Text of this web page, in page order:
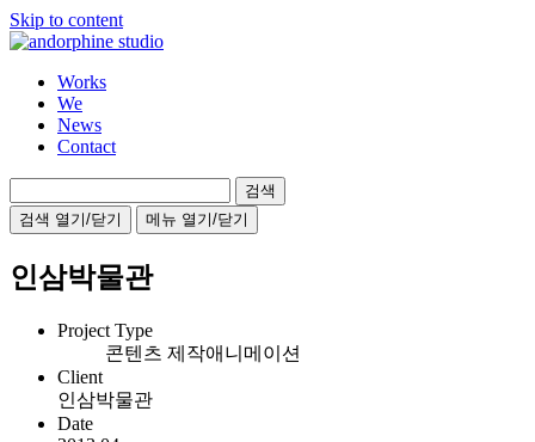
Skip to content
Works
We
News
Contact
색:검색 열기/닫기 메뉴 열기/닫기
인삼박물관
Project Type
콘텐츠 제작애니메이션
Client
인삼박물관
Date